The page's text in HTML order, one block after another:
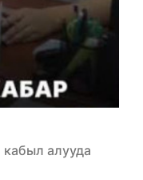
алууда